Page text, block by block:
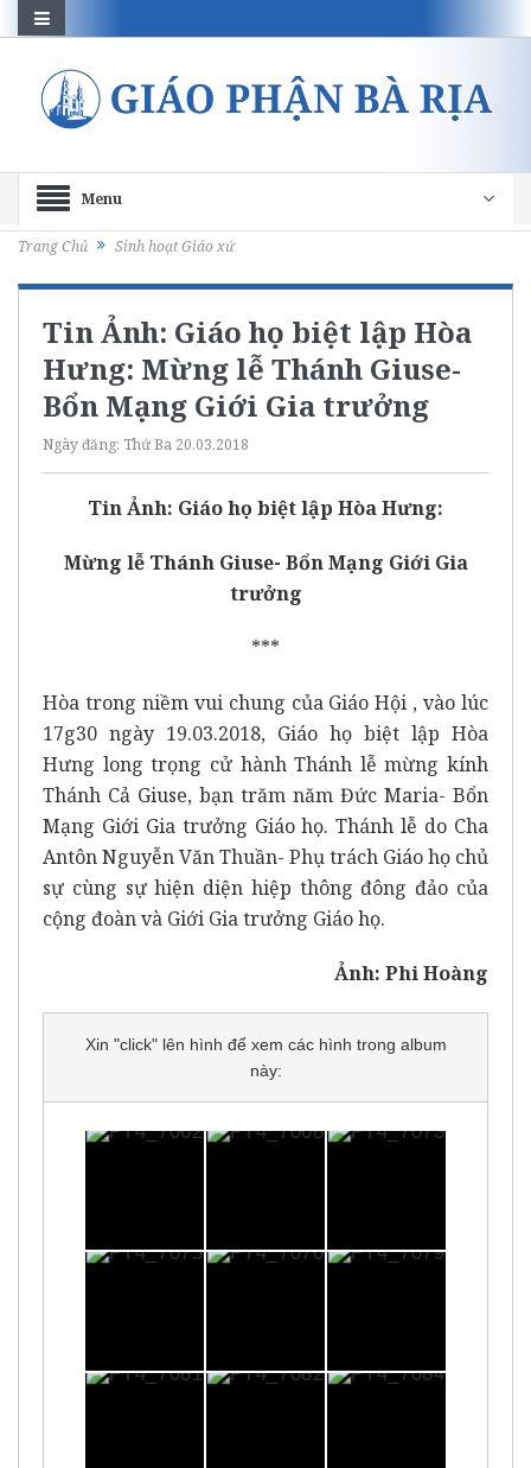
Menu
Trang Chủ Sinh hoạt Giáo xứ
Tin Ảnh: Giáo họ biệt lập Hòa
Hưng: Mừng lễ Thánh Giuse-
Bổn Mạng Giới Gia trưởng
Ngày đăng: Thứ Ba 20.03.2018
Tin Ảnh: Giáo họ biệt lập Hòa Hưng:
Mừng lễ Thánh Giuse- Bổn Mạng Giới Gia
trưởng
***
Hòa trong niềm vui chung của Giáo Hội , vào lúc
17g30 ngày 19.03.2018, Giáo họ biệt lập Hòa
Hưng long trọng cử hành Thánh lễ mừng kính
Thánh Cả Giuse, bạn trăm năm Đức Maria- Bổn
Mạng Giới Gia trưởng Giáo họ. Thánh lễ do Cha
Antôn Nguyễn Văn Thuần- Phụ trách Giáo họ chủ
sự cùng sự hiện diện hiệp thông đông đảo của
cộng đoàn và Giới Gia trưởng Giáo họ.
Ảnh: Phi Hoàng
Xin "click" lên hình để xem các hình trong album
này: